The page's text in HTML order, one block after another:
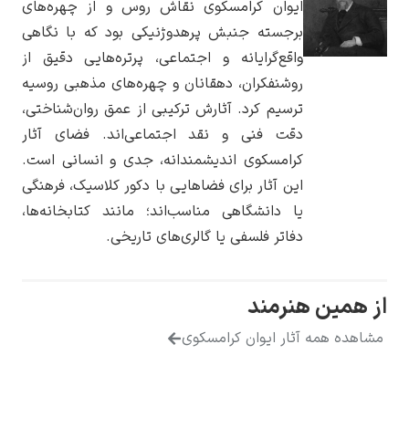
یوهانس فرمیر
پرفروش‌ترین
تابلوها
ایوان کرامسکوی نقاش روس و از چهره‌های
برجسته جنبش پرهدوژنیکی بود که با نگاهی
واقع‌گرایانه و اجتماعی، پرتره‌هایی دقیق از
روشنفکران، دهقانان و چهره‌های مذهبی روسیه
ترسیم کرد. آثارش ترکیبی از عمق روان‌شناختی،
دقت فنی و نقد اجتماعی‌اند. فضای آثار
کرامسکوی اندیشمندانه، جدی و انسانی است.
این آثار برای فضاهایی با دکور کلاسیک، فرهنگی
یا دانشگاهی مناسب‌اند؛ مانند کتابخانه‌ها،
دفاتر فلسفی یا گالری‌های تاریخی.
از همین هنرمند
مشاهده همه آثار ایوان کرامسکوی